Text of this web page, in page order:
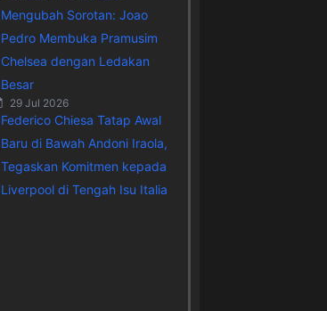
Mengubah Sorotan: Joao
Pedro Membuka Pramusim
Chelsea dengan Ledakan
Besar
29 Jul 2026
Federico Chiesa Tatap Awal
Baru di Bawah Andoni Iraola,
Tegaskan Komitmen kepada
Liverpool di Tengah Isu Italia